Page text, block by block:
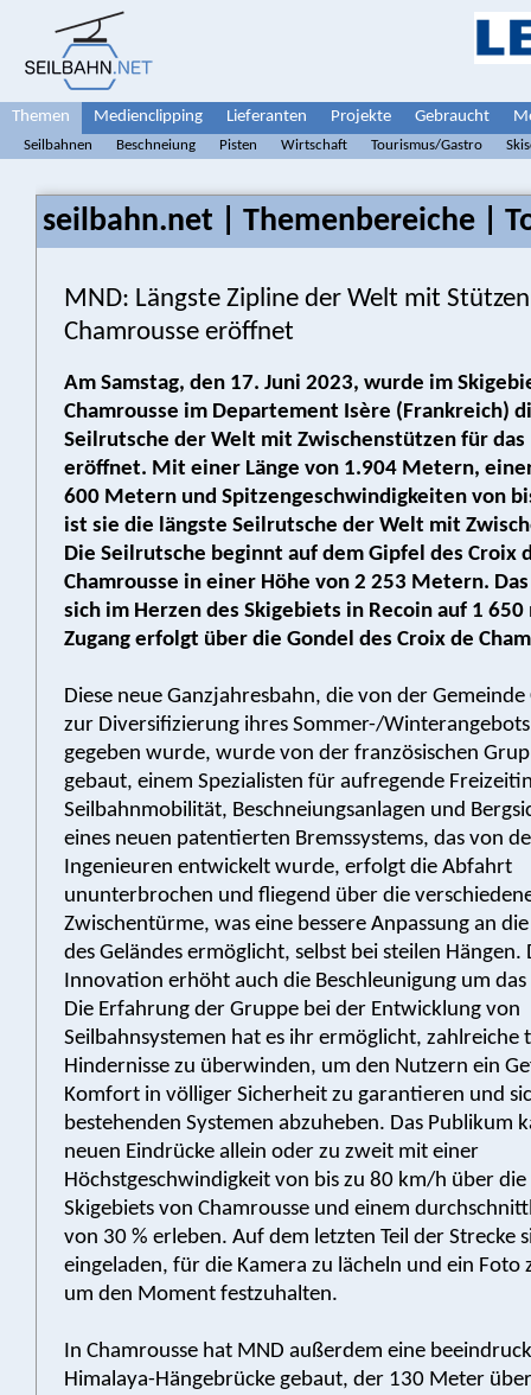
Themen Medienclipping Lieferanten Projekte Gebraucht
Seilbahnen Beschneiung Pisten Wirtschaft Tourismus/Gastro
seilbahn.net | Themenbereiche |
MND: Längste Zipline der Welt mit
Chamrousse eröffnet
Am Samstag, den 17. Juni 2023, wurde im
Chamrousse im Departement Isère (Frankreich)
Seilrutsche der Welt mit Zwischenstützen für das
eröffnet. Mit einer Länge von 1.904 Metern,
600 Metern und Spitzengeschwindigkeiten von
ist sie die längste Seilrutsche der Welt mit
Die Seilrutsche beginnt auf dem Gipfel des Croix
Chamrousse in einer Höhe von 2 253 Metern.
sich im Herzen des Skigebiets in Recoin auf 1 650
Zugang erfolgt über die Gondel des Croix de
Diese neue Ganzjahresbahn, die von der Gemeinde
zur Diversifizierung ihres Sommer-/
gegeben wurde, wurde von der französischen
gebaut, einem Spezialisten für aufregende
Seilbahnmobilität, Beschneiungsanlagen und
eines neuen patentierten Bremssystems, das von
Ingenieuren entwickelt wurde, erfolgt die Abfahrt
ununterbrochen und fliegend über die
Zwischentürme, was eine bessere Anpassung an
des Geländes ermöglicht, selbst bei steilen Hängen.
Innovation erhöht auch die Beschleunigung um
Die Erfahrung der Gruppe bei der Entwicklung von
Seilbahnsystemen hat es ihr ermöglicht, zahlreiche
Hindernisse zu überwinden, um den Nutzern ein
Komfort in völliger Sicherheit zu garantieren und
bestehenden Systemen abzuheben. Das Publikum
neuen Eindrücke allein oder zu zweit mit einer
Höchstgeschwindigkeit von bis zu 80 km/h über die
Skigebiets von Chamrousse und einem
von 30 % erleben. Auf dem letzten Teil der Strecke
eingeladen, für die Kamera zu lächeln und ein Foto
um den Moment festzuhalten.
In Chamrousse hat MND außerdem eine
Himalaya-Hängebrücke gebaut, der 130 Meter